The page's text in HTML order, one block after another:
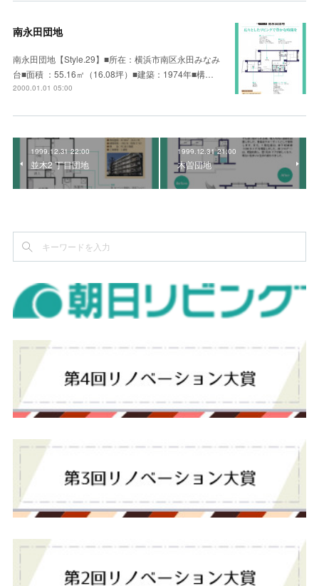
南永田団地
南永田団地【Style.29】■所在：横浜市南区永田みなみ
台■面積 ：55.16㎡（16.08坪）■建築：1974年■構…
2000.01.01 05:00
1999.12.31 22:00
並木2 丁目団地
1999.12.31 21:00
木曽団地